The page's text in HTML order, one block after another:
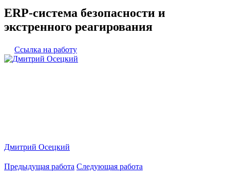
ERP-cистема безопасности и
экстренного реагирования
Ссылка на работу
Дмитрий Осецкий
Предыдущая работа Следующая работа